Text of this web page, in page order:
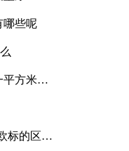
哪些呢
平方米能
标的区别